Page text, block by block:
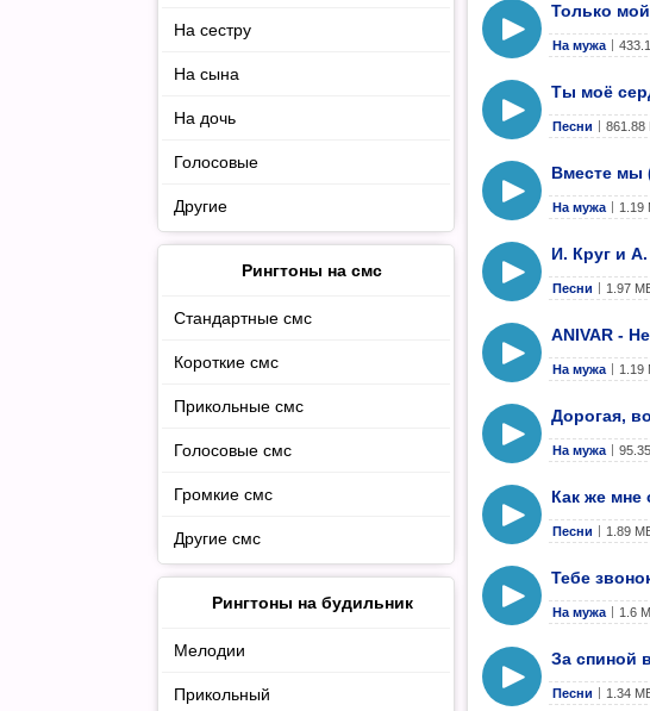
Только
На мужа
Ты моё
Песни 861.88
Вместе мы
На мужа 1.19
И. Круг и
Песни 1.97
ANIVAR -
На мужа 1.19
Дорогая,
На мужа
Как же мне
Песни 1.89
Тебе
На мужа 1.6
За спиной
Песни 1.34
На сестру
На сына
На дочь
Голосовые
Другие
Рингтоны на смс
Стандартные смс
Короткие смс
Прикольные смс
Голосовые смс
Громкие смс
Другие смс
Рингтоны на будильник
Мелодии
Прикольный